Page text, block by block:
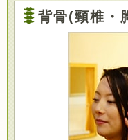
背骨(頸椎・